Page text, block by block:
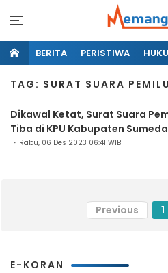
BERITA PERISTIWA
TAG: SURAT SUARA PEMILU
Dikawal Ketat, Surat Suara
Tiba di KPU Kabupaten
Rabu, 06 Des 2023 06:41 WIB
Previous 1
E-KORAN